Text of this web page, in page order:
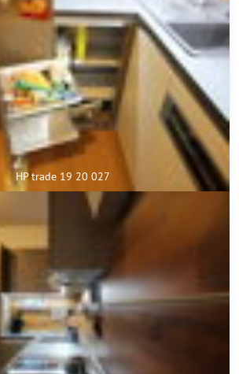
HP trade 19 20 027